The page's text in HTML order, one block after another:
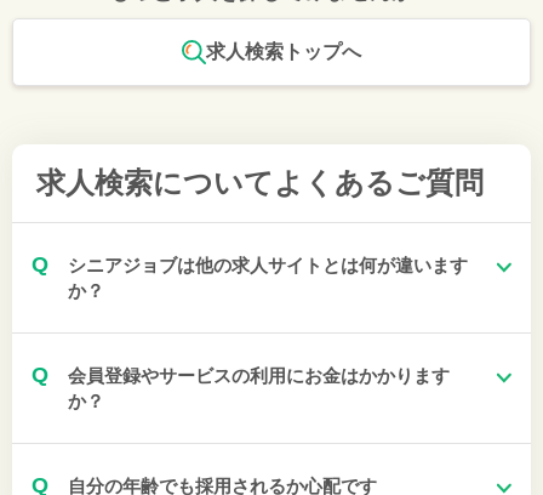
求人検索トップへ
求人検索について よくあるご質問
Q
シニアジョブは他の求人サイトとは何が違います
か？
Q
会員登録やサービスの利用にお金はかかります
か？
Q 自分の年齢でも採用されるか心配です